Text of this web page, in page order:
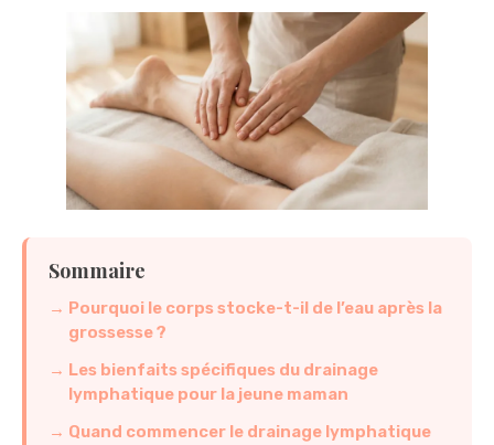
Sommaire
Pourquoi le corps stocke-t-il de l’eau après la
grossesse ?
Les bienfaits spécifiques du drainage
lymphatique pour la jeune maman
Quand commencer le drainage lymphatique